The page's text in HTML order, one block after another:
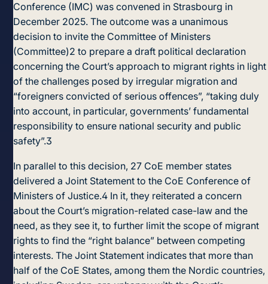
Conference (IMC) was convened in Strasbourg in
December 2025. The outcome was a unanimous
decision to invite the Committee of Ministers
(Committee)2 to prepare a draft political declaration
concerning the Court’s approach to migrant rights in light
of the challenges posed by irregular migration and
“foreigners convicted of serious offences”, “taking duly
into account, in particular, governments’ fundamental
responsibility to ensure national security and public
safety”.3
In parallel to this decision, 27 CoE member states
delivered a Joint Statement to the CoE Conference of
Ministers of Justice.4 In it, they reiterated a concern
about the Court’s migration-related case-law and the
need, as they see it, to further limit the scope of migrant
rights to find the “right balance” between competing
interests. The Joint Statement indicates that more than
half of the CoE States, among them the Nordic countries,